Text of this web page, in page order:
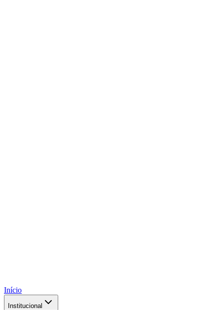
Início
Institucional